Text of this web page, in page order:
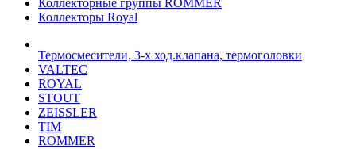
Коллекторные группы ROMMER
Коллекторы Royal
Термосмесители, 3-х ход.клапана, термоголовки
VALTEC
ROYAL
STOUT
ZEISSLER
TIM
ROMMER